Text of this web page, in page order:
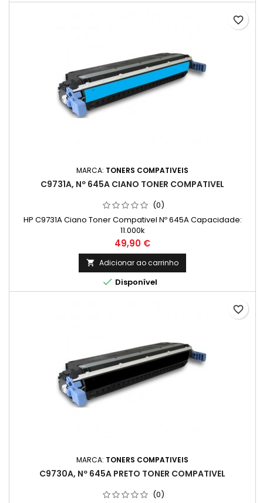
MARCA: TONERS COMPATIVEIS
C9731A, Nº 645A CIANO TONER COMPATIVEL
(0)
HP C9731A Ciano Toner Compativel Nº 645A Capacidade:
11.000k
Preço
49,90 €
 Adicionar ao carrinho
 Disponível
favorite_border
MARCA: TONERS COMPATIVEIS
C9730A, Nº 645A PRETO TONER COMPATIVEL
(0)
favorite_border